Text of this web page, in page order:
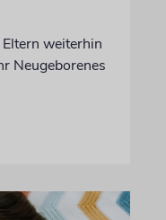
weiterhin
Neugeborenes